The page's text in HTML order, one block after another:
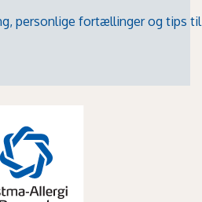
personlige fortællinger og tips